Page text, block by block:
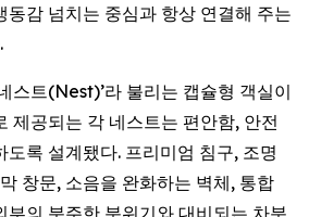
동감 넘치는 중심과 항상 연결해 주는
스트(Nest)’라 불리는 캡슐형 객실이
제공되는 각 네스트는 편안함, 안전
도록 설계됐다. 프리미엄 침구, 조명
창문, 소음을 완화하는 벽체, 통합
부의 분주한 분위기와 대비되는 차분